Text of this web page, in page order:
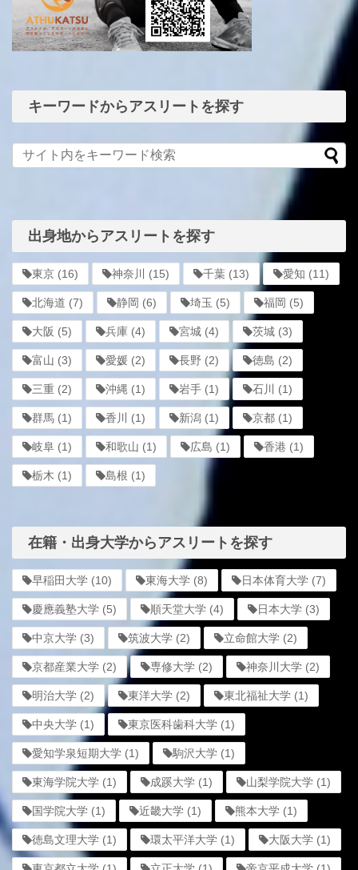
キーワードからアスリートを探す
出身地からアスリートを探す
東京 (16) 神奈川 (15) 千葉 (13) 愛知 (11)
北海道 (7) 静岡 (6) 埼玉 (5) 福岡 (5)
大阪 (5) 兵庫 (4) 宮城 (4) 茨城 (3)
富山 (3) 愛媛 (2) 長野 (2) 徳島 (2)
三重 (2) 沖縄 (1) 岩手 (1) 石川 (1)
群馬 (1) 香川 (1) 新潟 (1) 京都 (1)
岐阜 (1) 和歌山 (1) 広島 (1) 香港 (1)
栃木 (1) 島根 (1)
在籍・出身大学からアスリートを探す
早稲田大学 (10) 東海大学 (8) 日本体育大学 (7)
慶應義塾大学 (5) 順天堂大学 (4) 日本大学 (3)
中京大学 (3) 筑波大学 (2) 立命館大学 (2)
京都産業大学 (2) 専修大学 (2) 神奈川大学 (2)
明治大学 (2) 東洋大学 (2) 東北福祉大学 (1)
中央大学 (1) 東京医科歯科大学 (1)
愛知学泉短期大学 (1) 駒沢大学 (1)
東海学院大学 (1) 成蹊大学 (1) 山梨学院大学 (1)
国学院大学 (1) 近畿大学 (1) 熊本大学 (1)
徳島文理大学 (1) 環太平洋大学 (1) 大阪大学 (1)